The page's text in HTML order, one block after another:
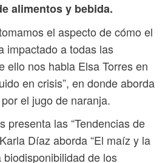
alimentos y bebida.
el aspecto de cómo el
impactado a todas las
ello nos habla Elsa Torres en
en crisis”, en donde aborda
el jugo de naranja.
presenta las “Tendencias de
Díaz aborda “El maíz y la
de los